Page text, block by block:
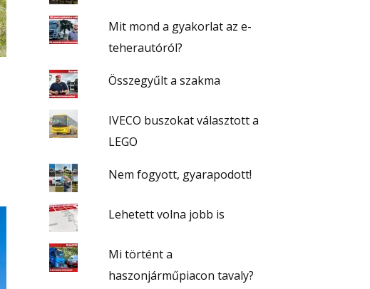
Mit mond a gyakorlat az e-
teherautóról?
Összegyűlt a szakma
IVECO buszokat választott a
LEGO
Nem fogyott, gyarapodott!
Lehetett volna jobb is
Mi történt a
haszonjárműpiacon tavaly?